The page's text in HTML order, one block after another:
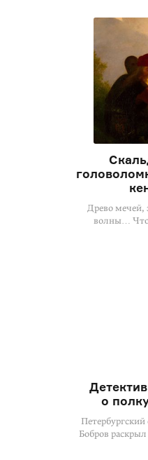
Древо мечей,
волны… Что
о
Бобров